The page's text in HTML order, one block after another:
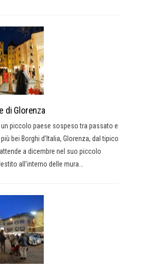
di Glorenza
un piccolo paese sospeso tra passato e
bei Borghi d’Italia, Glorenza, dal tipico
a dicembre nel suo piccolo
all’interno delle mura…